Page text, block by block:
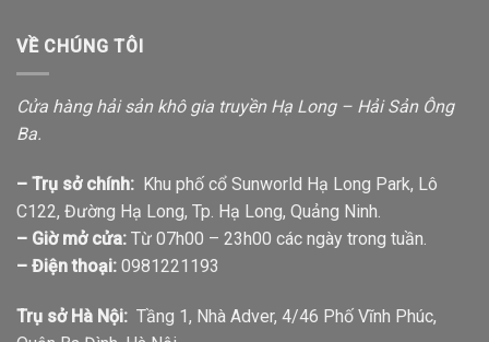
VỀ CHÚNG TÔI
Cửa hàng hải sản khô gia truyền Hạ Long – Hải Sản Ông
Ba.
– Trụ sở chính: Khu phố cổ Sunworld Hạ Long Park, Lô
C122, Đường Hạ Long, Tp. Hạ Long, Quảng Ninh.
– Giờ mở cửa: Từ 07h00 – 23h00 các ngày trong tuần.
– Điện thoại: 0981221193
Trụ sở Hà Nội: Tầng 1, Nhà Adver, 4/46 Phố Vĩnh Phúc,